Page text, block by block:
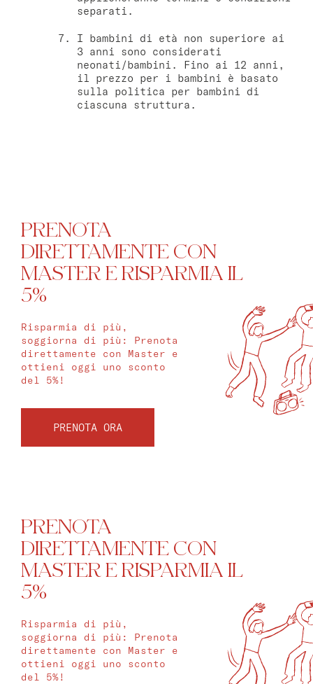
separati.
I bambini di età non superiore ai
3 anni sono considerati
neonati/bambini. Fino ai 12 anni,
il prezzo per i bambini è basato
sulla politica per bambini di
ciascuna struttura.
PRENOTA
DIRETTAMENTE CON
MASTER E RISPARMIA IL
5%
Risparmia di più,
soggiorna di più: Prenota
direttamente con Master e
ottieni oggi uno sconto
del 5%!
PRENOTA ORA
PRENOTA
DIRETTAMENTE CON
MASTER E RISPARMIA IL
5%
Risparmia di più,
soggiorna di più: Prenota
direttamente con Master e
ottieni oggi uno sconto
del 5%!